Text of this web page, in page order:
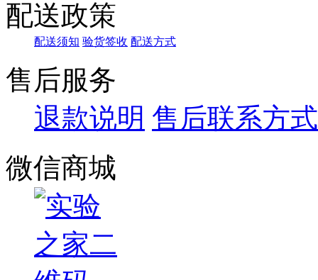
配送政策
配送须知 验货签收 配送方式
售后服务
退款说明 售后联系方式
微信商城